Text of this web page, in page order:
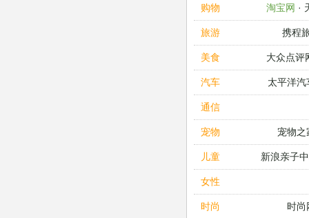
购物
淘宝网 ·
旅游 携程
美食 大众点评
汽车 太平洋汽
通信
宠物 宠物之
儿童 新浪亲子
女性
时尚 时尚